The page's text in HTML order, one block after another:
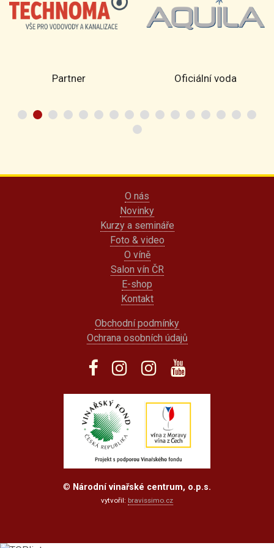
Partner Oficiální voda
O nás
Novinky
Kurzy a semináře
Foto & video
O víně
Salon vín ČR
E-shop
Kontakt
Obchodní podmínky
Ochrana osobních údajů
© Národní vinařské centrum, o.p.s.
vytvořil: bravissimo.cz